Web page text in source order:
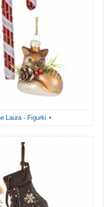
Laura - Figurki